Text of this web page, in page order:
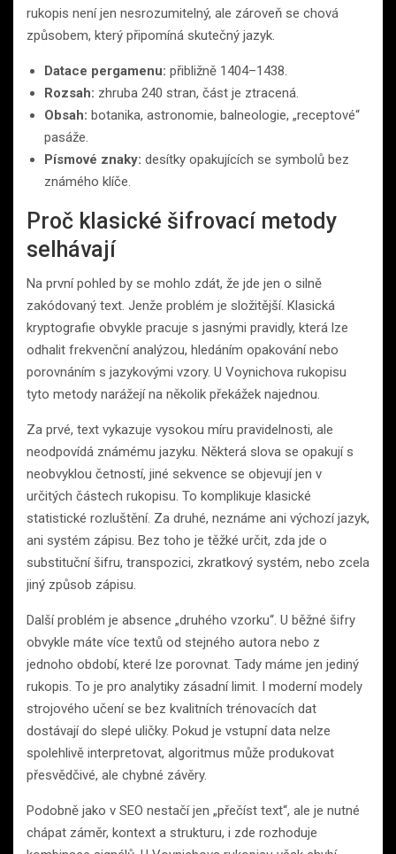
rukopis není jen nesrozumitelný, ale zároveň se chová
způsobem, který připomíná skutečný jazyk.
Datace pergamenu: přibližně 1404–1438.
Rozsah: zhruba 240 stran, část je ztracená.
Obsah: botanika, astronomie, balneologie, „receptové“
pasáže.
Písmové znaky: desítky opakujících se symbolů bez
známého klíče.
Proč klasické šifrovací metody
selhávají
Na první pohled by se mohlo zdát, že jde jen o silně
zakódovaný text. Jenže problém je složitější. Klasická
kryptografie obvykle pracuje s jasnými pravidly, která lze
odhalit frekvenční analýzou, hledáním opakování nebo
porovnáním s jazykovými vzory. U Voynichova rukopisu
tyto metody narážejí na několik překážek najednou.
Za prvé, text vykazuje vysokou míru pravidelnosti, ale
neodpovídá známému jazyku. Některá slova se opakují s
neobvyklou četností, jiné sekvence se objevují jen v
určitých částech rukopisu. To komplikuje klasické
statistické rozluštění. Za druhé, neznáme ani výchozí jazyk,
ani systém zápisu. Bez toho je těžké určit, zda jde o
substituční šifru, transpozici, zkratkový systém, nebo zcela
jiný způsob zápisu.
Další problém je absence „druhého vzorku“. U běžné šifry
obvykle máte více textů od stejného autora nebo z
jednoho období, které lze porovnat. Tady máme jen jediný
rukopis. To je pro analytiky zásadní limit. I moderní modely
strojového učení se bez kvalitních trénovacích dat
dostávají do slepé uličky. Pokud je vstupní data nelze
spolehlivě interpretovat, algoritmus může produkovat
přesvědčivé, ale chybné závěry.
Podobně jako v SEO nestačí jen „přečíst text“, ale je nutné
chápat záměr, kontext a strukturu, i zde rozhoduje